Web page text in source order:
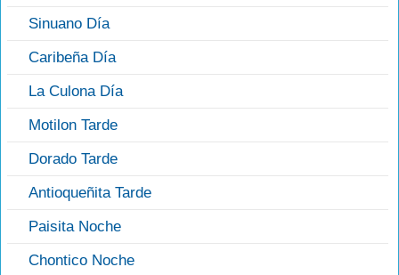
Sinuano Día
Caribeña Día
La Culona Día
Motilon Tarde
Dorado Tarde
Antioqueñita Tarde
Paisita Noche
Chontico Noche